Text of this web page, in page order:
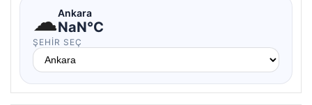
☁Ankara
NaN°C
ŞEHIR SEÇ